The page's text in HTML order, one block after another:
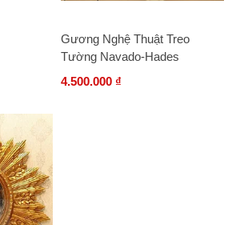
Gương Nghệ Thuật Treo
Tường Navado-Hades
4.500.000 ₫